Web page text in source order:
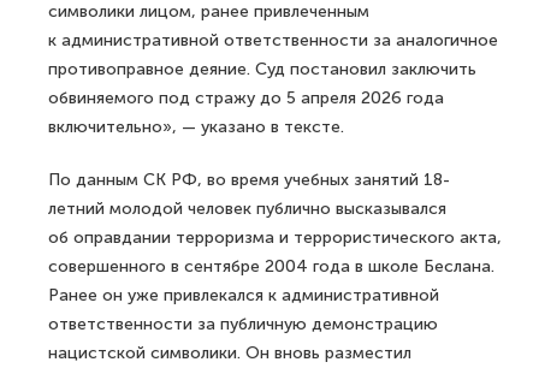
символики лицом, ранее привлеченным
к административной ответственности за аналогичное
противоправное деяние. Суд постановил заключить
обвиняемого под стражу до 5 апреля 2026 года
включительно», — указано в тексте.
По данным СК РФ, во время учебных занятий 18-
летний молодой человек публично высказывался
об оправдании терроризма и террористического акта,
совершенного в сентябре 2004 года в школе Беслана.
Ранее он уже привлекался к административной
ответственности за публичную демонстрацию
нацистской символики. Он вновь разместил